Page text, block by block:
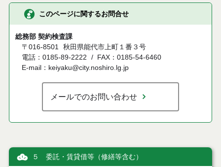
このページに関するお問合せ
総務部 契約検査課
〒016-8501 秋田県能代市上町１番３号
電話：0185-89-2222
FAX：0185-54-6460
E-mail：keiyaku@city.noshiro.lg.jp
メールでのお問い合わせ
５ 委託・賃貸借等（修繕等含む）